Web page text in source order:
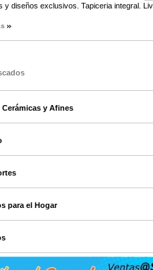
y diseños exclusivos. Tapiceria integral.
y Afines
para el Hogar